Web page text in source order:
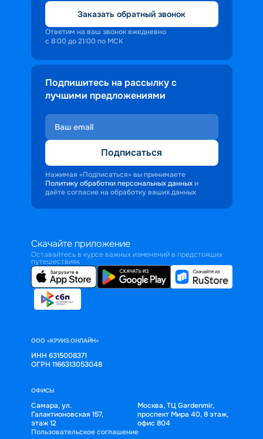
Заказать обратный звонок
Ответим на ваш звонок ежедневно
с 8:00 до 21:00 по МСК
Подпишитесь на рассылку с
лучшими предложениями
Подписаться
Нажимая «Подписаться» вы принимаете
Политику обработки персональных данных и
даёте согласие на обработку ваших данных
Скачайте приложение
Оставайтесь в курсе важных изменений в предстоящих
путешествиях
ООО «КРУИЗ.ОНЛАЙН»
ИНН 6315008371
ОГРН 1166313053048
ОФИСЫ
Самара, ул.
Галактионовская 157,
этаж 12
Москва, ТЦ Gardenmir,
проспект Мира 40, 8 этаж,
офис 804
Пользовательское соглашение